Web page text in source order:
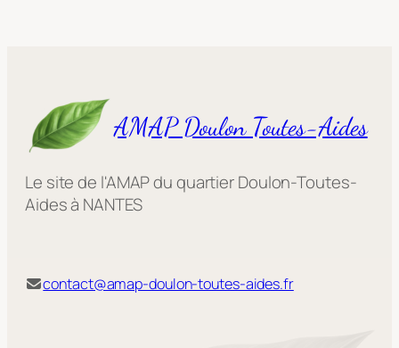
AMAP Doulon Toutes-Aides
Le site de l'AMAP du quartier Doulon-Toutes-
Aides à NANTES
contact@amap-doulon-toutes-aides.fr